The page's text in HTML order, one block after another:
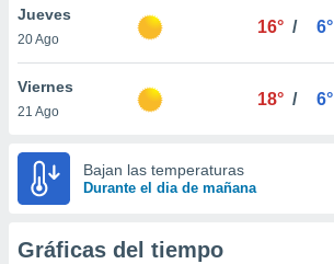
como
sitio
de
posible
traten tus
en
interés
Para
su
Jueves
20 Ago
16° / 6°
Viernes
21 Ago
18° / 6°
Bajan las temperaturas
Durante el dia de mañana
Gráficas del tiempo